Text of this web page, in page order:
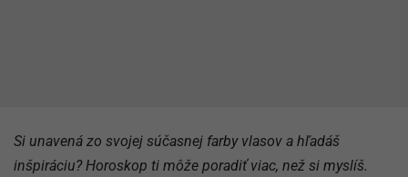
Si unavená zo svojej súčasnej farby vlasov a hľadáš
inšpiráciu? Horoskop ti môže poradiť viac, než si myslíš.